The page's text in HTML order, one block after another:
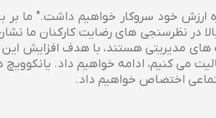
ارزش خود سروکار خواهیم داشت." ما
در نظرسنجی های رضایت کارکنان ما
می کنیم، ادامه خواهیم داد. یانکوویچ
اختصاص خواهیم داد.